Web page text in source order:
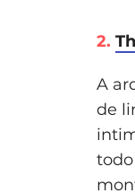
2.
A
de